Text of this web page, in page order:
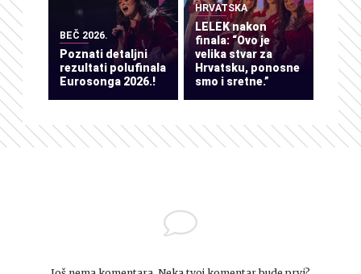
BEČ 2026.
Poznati detaljni
rezultati polufinala
Eurosonga 2026.!
HRVATSKA
LELEK nakon
finala: “Ovo je
velika stvar za
Hrvatsku, ponosne
smo i sretne.”